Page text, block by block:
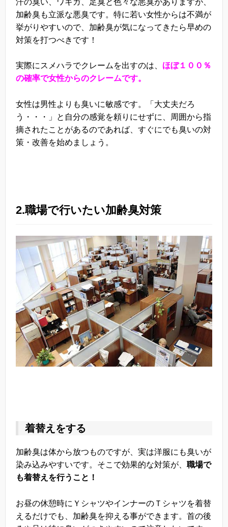
加齢臭も立派な悪臭です。特に若い女性からは不満が
挙がりやすいので、加齢臭が気になってきたら早めの
対策を打つべきです！
実際にスメハラでクレームを出すのは、 ほぼ１００％
の確率で女性からのクレームです。
女性は男性よりも臭いに敏感です。「大丈夫だろ
う・・・」と自分の感覚を頼りにせずに、周囲から指
摘されたことがあるのであれば、すぐにでも臭いの対
策・改善を始めましょう。
2.職場で行いたい加齢臭対策
着替えをする
加齢臭は体から放つものですが、実は洋服にも臭いが
染み込みやすいです。そこで効果的な対策が、 職場で
も着替えを行うこと！
お昼の休憩時にＹシャツやインナーのＴシャツを着替
えるだけでも、加齢臭を抑える事ができます。首の後